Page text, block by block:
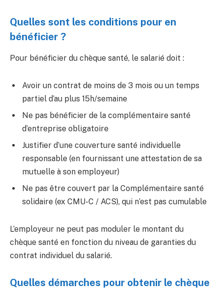
Quelles sont les conditions pour en
bénéficier ?
Pour bénéficier du chèque santé, le salarié doit :
Avoir un contrat de moins de 3 mois ou un temps
partiel d’au plus 15h/semaine
Ne pas bénéficier de la complémentaire santé
d’entreprise obligatoire
Justifier d’une couverture santé individuelle
responsable (en fournissant une attestation de sa
mutuelle à son employeur)
Ne pas être couvert par la Complémentaire santé
solidaire (ex CMU-C / ACS), qui n’est pas cumulable
L’employeur ne peut pas moduler le montant du
chèque santé en fonction du niveau de garanties du
contrat individuel du salarié.
Quelles démarches pour obtenir le chèque